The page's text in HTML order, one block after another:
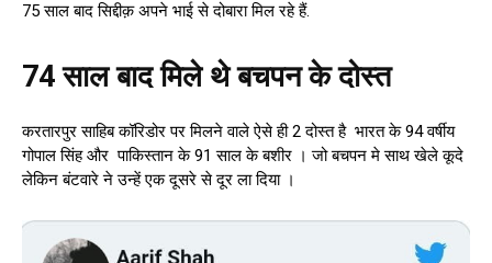
75 साल बाद सिद्दीक़ अपने भाई से दोबारा मिल रहे हैं.
74 साल बाद मिले थे बचपन के दोस्त
करतारपुर साहिब कॉरिडोर पर मिलने वाले ऐसे ही 2 दोस्त है भारत के 94 वर्षीय
गोपाल सिंह और पाकिस्तान के 91 साल के बशीर । जो बचपन मे साथ खेले कूदे
लेकिन बंटवारे ने उन्हें एक दूसरे से दूर ला दिया ।